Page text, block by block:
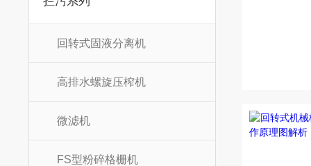
回转式固液分离机
高排水螺旋压榨机
微滤机
FS型粉碎格栅机